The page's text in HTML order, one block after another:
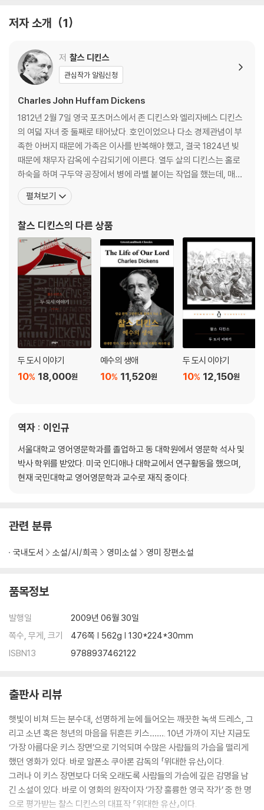
저자 소개 1
저 찰스 디킨스
관심작가 알림신청
Charles John Huffam Dickens
1812년 2월 7일 영국 포츠머스에서 존 디킨스와 엘리자베스 디킨스
의 여덟 자녀 중 둘째로 태어났다. 호인이었으나 다소 경제관념이 부
족한 아버지 때문에 가족은 이사를 반복해야 했고, 결국 1824년 빚
때문에 채무자 감옥에 수감되기에 이른다. 열두 살의 디킨스는 홀로
하숙을 하며 구두약 공장에서 병에 라벨 붙이는 작업을 했는데, 매일
10시간씩 일하며 주당 6실링을 받았던 이때의 혹독한 경험은 후일
여러 작품의 토대가 되었다. 집안 형편으로 결국 학교를 그만두고 속
33년 『먼슬리 매거진』에 첫 단편 「
펼쳐보기
찰스 디킨스의 다른 상품
두 도시 이야기
18,000원
10%
예수의 생애
11,520원
10%
두 도시 이야기
12,150원
10%
역자 : 이인규
서울대학교 영어영문학과를 졸업하고 동 대학원에서 영문학 석사 및
박사 학위를 받았다. 미국 인디애나 대학교에서 연구활동을 했으며,
현재 국민대학교 영어영문학과 교수로 재직 중이다.
관련 분류
국내도서 소설/시/희곡 영미소설 영미 장편소설
품목정보
발행일
2009년 06월 30일
쪽수, 무게, 크기
476쪽 | 562g | 130*224*30mm
ISBN13
9788937462122
출판사 리뷰
햇빛이 비쳐 드는 분수대, 선명하게 눈에 들어오는 깨끗한 녹색 드레스, 그
리고 소년 혹은 청년의 마음을 뒤흔든 키스……. 10년 가까이 지난 지금도
‘가장 아름다운 키스 장면’으로 기억되며 수많은 사람들의 가슴을 떨리게
했던 영화가 있다. 바로 알폰소 쿠아론 감독의 「위대한 유산」이다.
그러나 이 키스 장면보다 더욱 오래도록 사람들의 가슴에 깊은 감명을 남
긴 소설이 있다. 바로 이 영화의 원작이자 ‘가장 훌륭한 영국 작가’ 중 한 명
으로 평가받는 찰스 디킨스의 대표작 『위대한 유산』이다.